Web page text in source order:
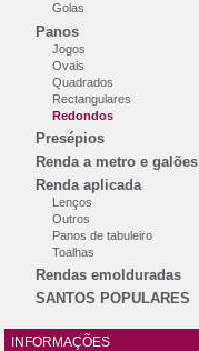
Golas
Panos
Jogos
Ovais
Quadrados
Rectangulares
Redondos
Presépios
Renda a metro e galões
Renda aplicada
Lenços
Outros
Panos de tabuleiro
Toalhas
Rendas emolduradas
SANTOS POPULARES
INFORMAÇÕES